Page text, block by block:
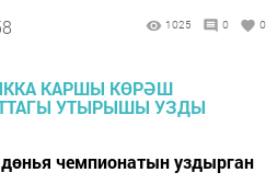
1025 0 0
чемпионатын уздырган